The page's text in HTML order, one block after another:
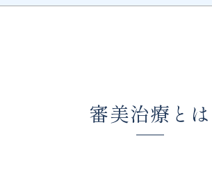
審美治療とは